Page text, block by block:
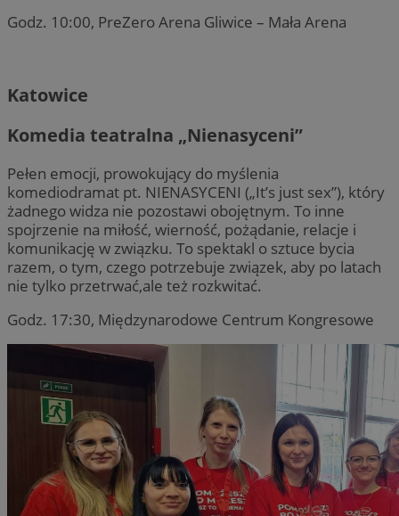
Godz. 10:00, PreZero Arena Gliwice – Mała Arena
Katowice
Komedia teatralna „Nienasyceni”
Pełen emocji, prowokujący do myślenia
komediodramat pt. NIENASYCENI („It’s just sex”), który
żadnego widza nie pozostawi obojętnym. To inne
spojrzenie na miłość, wierność, pożądanie, relacje i
komunikację w związku. To spektakl o sztuce bycia
razem, o tym, czego potrzebuje związek, aby po latach
nie tylko przetrwać,ale też rozkwitać.
Godz. 17:30, Międzynarodowe Centrum Kongresowe